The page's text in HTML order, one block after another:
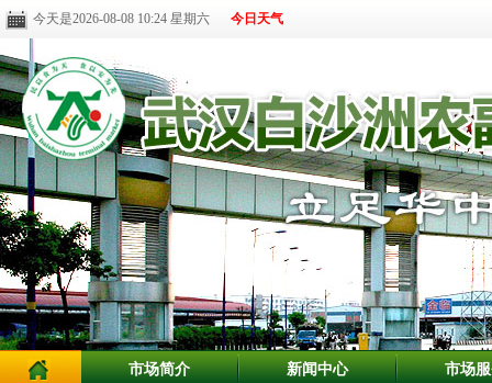
今天是2026-08-08 10:24 星期六 今日天气
市场简介 新闻中心 市场